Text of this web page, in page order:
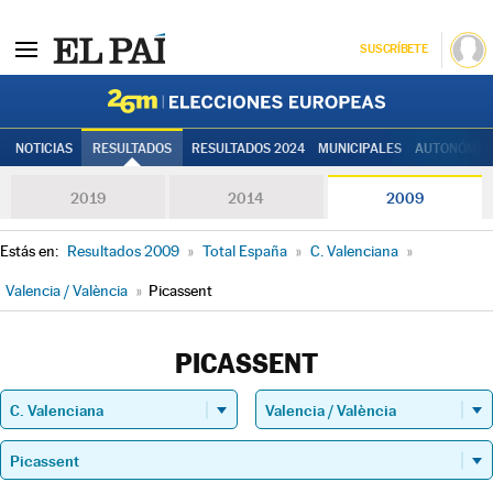
SUSCRÍBETE
NOTICIAS RESULTADOS RESULTADOS 2024 MUNICIPALES
2019 2014 2009
Estás en: Resultados 2009 » Total España » C. Valenciana »
Valencia / València » Picassent
PICASSENT